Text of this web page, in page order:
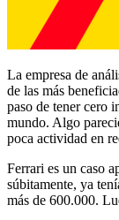
La empresa de
de las más
paso de tener cero
mundo. Algo
poca actividad en
Ferrari es un caso
súbitamente, ya
más de 600.000.